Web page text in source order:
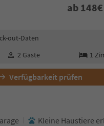
ab 148€
out-Daten
2 Gäste 1
Verfügbarkeit prüfen
Kleine Haustiere